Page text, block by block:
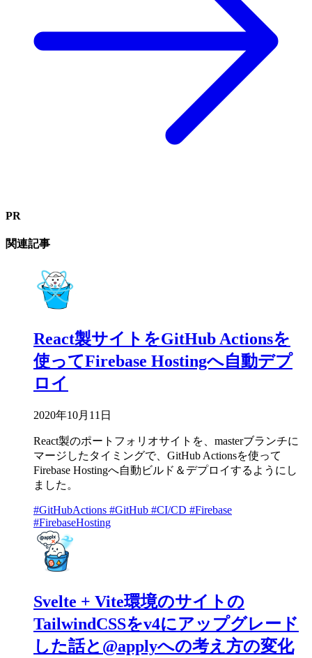
PR
関連記事
React製サイトをGitHub Actionsを
使ってFirebase Hostingへ自動デプ
ロイ
2020年10月11日
React製のポートフォリオサイトを、masterブランチに
マージしたタイミングで、GitHub Actionsを使って
Firebase Hostingへ自動ビルド＆デプロイするようにし
ました。
#GitHubActions #GitHub #CI/CD #Firebase
#FirebaseHosting
Svelte + Vite環境のサイトの
TailwindCSSをv4にアップグレード
した話と@applyへの考え方の変化